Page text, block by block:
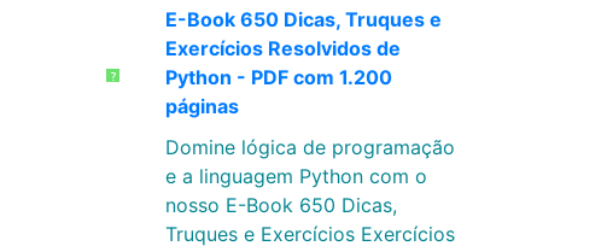
?
E-Book 650 Dicas, Truques e
Exercícios Resolvidos de
Python - PDF com 1.200
páginas
Domine lógica de programação
e a linguagem Python com o
nosso E-Book 650 Dicas,
Truques e Exercícios Exercícios